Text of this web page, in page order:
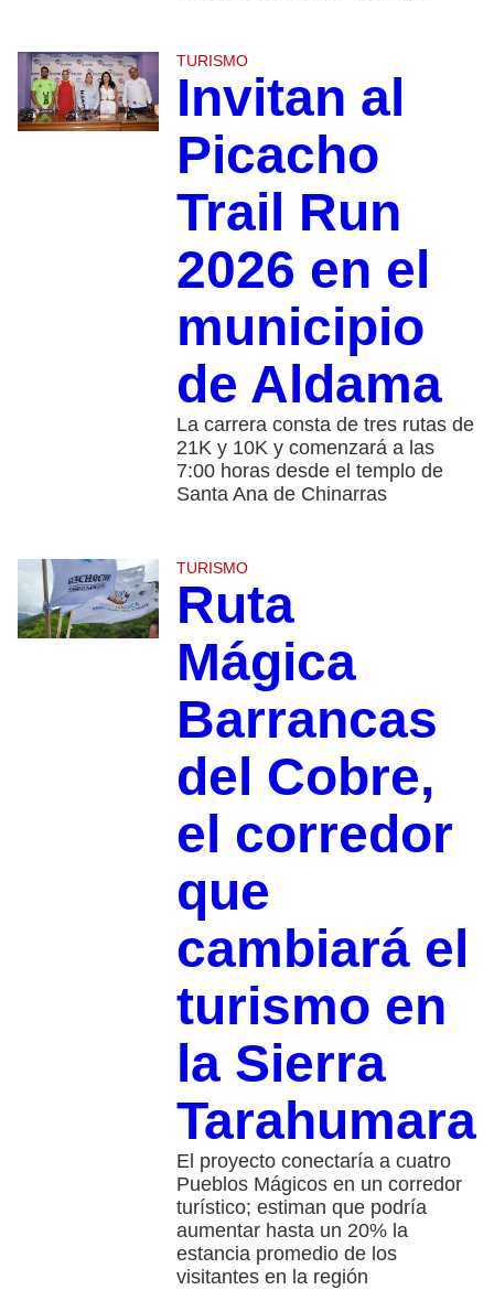
TURISMO
Invitan al
Picacho
Trail Run
2026 en el
municipio
de Aldama
La carrera consta de tres rutas de
21K y 10K y comenzará a las
7:00 horas desde el templo de
Santa Ana de Chinarras
TURISMO
Ruta
Mágica
Barrancas
del Cobre,
el corredor
que
cambiará el
turismo en
la Sierra
Tarahumara
El proyecto conectaría a cuatro
Pueblos Mágicos en un corredor
turístico; estiman que podría
aumentar hasta un 20% la
estancia promedio de los
visitantes en la región